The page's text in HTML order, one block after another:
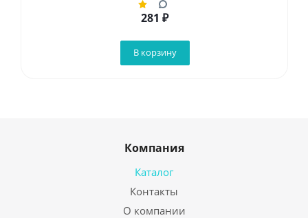
281 ₽
В корзину
Компания
Каталог
Контакты
О компании